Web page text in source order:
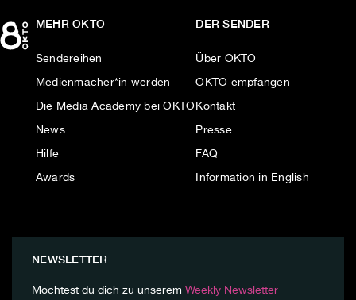
MEHR OKTO
Sendereihen
Medienmacher*in werden
Die Media Academy bei OKTO
News
Hilfe
Awards
DER SENDER
Über OKTO
OKTO empfangen
Kontakt
Presse
FAQ
Information in English
NEWSLETTER
Möchtest du dich zu unserem Weekly Newsletter